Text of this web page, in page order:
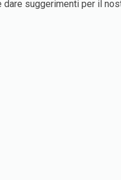
suggerimenti per il